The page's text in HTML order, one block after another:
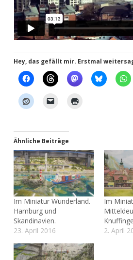
Hey, das gefällt mir. Erstmal
Ähnliche Beiträge
Im Miniatur Wunderland.
Hamburg und
Skandinavien.
23. April 2016
Im
2. April